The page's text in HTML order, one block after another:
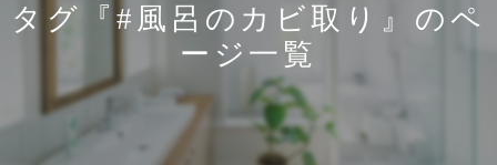
タグ『#風呂のカビ取り』のペ
ージ一覧